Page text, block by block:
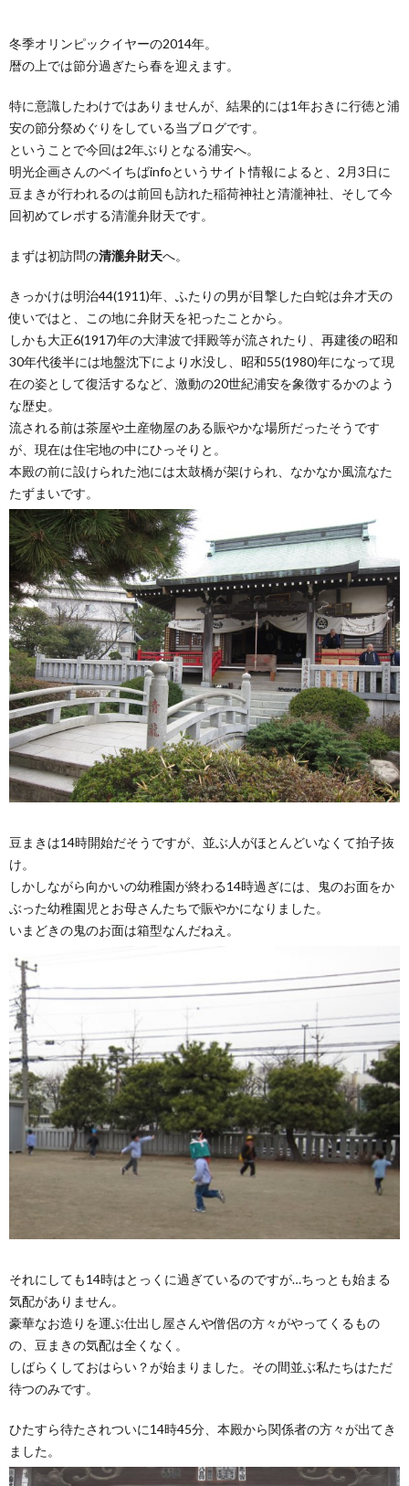
冬季オリンピックイヤーの2014年。
暦の上では節分過ぎたら春を迎えます。
特に意識したわけではありませんが、結果的には1年おきに行徳と浦
安の節分祭めぐりをしている当ブログです。
ということで今回は2年ぶりとなる浦安へ。
明光企画さんのベイちばinfoというサイト情報によると、2月3日に
豆まきが行われるのは前回も訪れた稲荷神社と清瀧神社、そして今
回初めてレポする清瀧弁財天です。
まずは初訪問の清瀧弁財天へ。
きっかけは明治44(1911)年、ふたりの男が目撃した白蛇は弁才天の
使いではと、この地に弁財天を祀ったことから。
しかも大正6(1917)年の大津波で拝殿等が流されたり、再建後の昭和
30年代後半には地盤沈下により水没し、昭和55(1980)年になって現
在の姿として復活するなど、激動の20世紀浦安を象徴するかのよう
な歴史。
流される前は茶屋や土産物屋のある賑やかな場所だったそうです
が、現在は住宅地の中にひっそりと。
本殿の前に設けられた池には太鼓橋が架けられ、なかなか風流なた
たずまいです。
豆まきは14時開始だそうですが、並ぶ人がほとんどいなくて拍子抜
け。
しかしながら向かいの幼稚園が終わる14時過ぎには、鬼のお面をか
ぶった幼稚園児とお母さんたちで賑やかになりました。
いまどきの鬼のお面は箱型なんだねえ。
それにしても14時はとっくに過ぎているのですが…ちっとも始まる
気配がありません。
豪華なお造りを運ぶ仕出し屋さんや僧侶の方々がやってくるもの
の、豆まきの気配は全くなく。
しばらくしておはらい？が始まりました。その間並ぶ私たちはただ
待つのみです。
ひたすら待たされついに14時45分、本殿から関係者の方々が出てき
ました。